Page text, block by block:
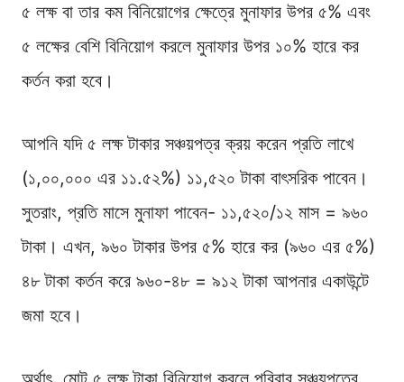
৫ লক্ষ বা তার কম বিনিয়োগের ক্ষেত্রে মুনাফার উপর ৫% এবং
৫ লক্ষের বেশি বিনিয়োগ করলে মুনাফার উপর ১০% হারে কর
কর্তন করা হবে।
আপনি যদি ৫ লক্ষ টাকার সঞ্চয়পত্র ক্রয় করেন প্রতি লাখে
(১,০০,০০০ এর ১১.৫২%) ১১,৫২০ টাকা বাৎসরিক পাবেন।
সুতরাং, প্রতি মাসে মুনাফা পাবেন- ১১,৫২০/১২ মাস = ৯৬০
টাকা। এখন, ৯৬০ টাকার উপর ৫% হারে কর (৯৬০ এর ৫%)
৪৮ টাকা কর্তন করে ৯৬০-৪৮ = ৯১২ টাকা আপনার একাউন্টে
জমা হবে।